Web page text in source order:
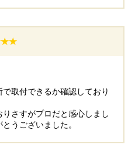
取付できるか確認しており
さすがプロだと感心しまし
うございました。